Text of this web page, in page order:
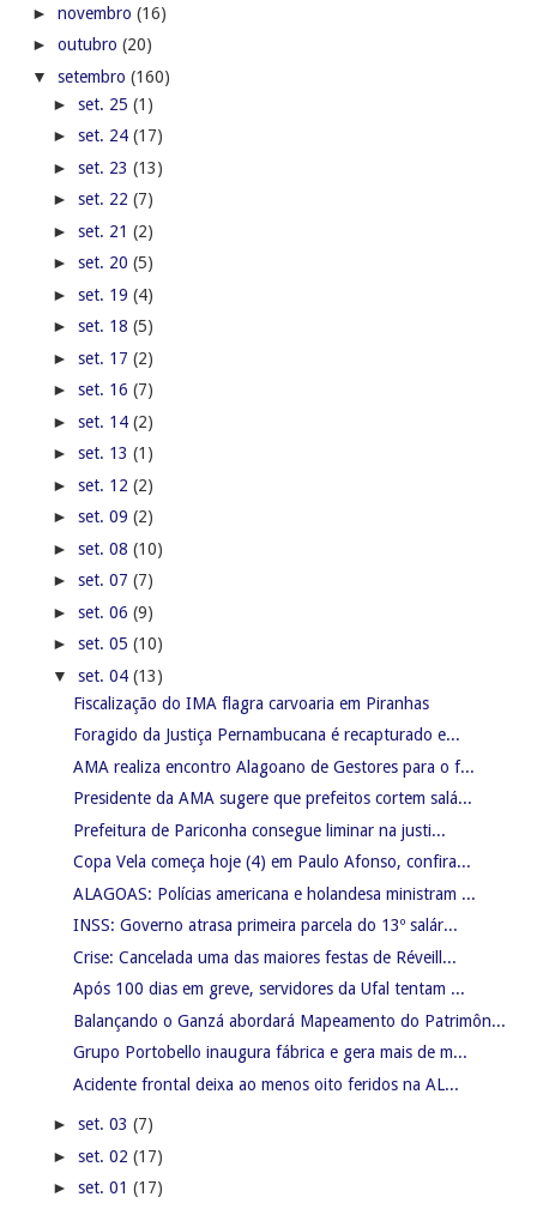
► novembro (16)
► outubro (20)
▼ setembro (160)
► set. 25 (1)
► set. 24 (17)
► set. 23 (13)
► set. 22 (7)
► set. 21 (2)
► set. 20 (5)
► set. 19 (4)
► set. 18 (5)
► set. 17 (2)
► set. 16 (7)
► set. 14 (2)
► set. 13 (1)
► set. 12 (2)
► set. 09 (2)
► set. 08 (10)
► set. 07 (7)
► set. 06 (9)
► set. 05 (10)
▼ set. 04 (13)
Fiscalização do IMA flagra carvoaria em Piranhas
Foragido da Justiça Pernambucana é recapturado e...
AMA realiza encontro Alagoano de Gestores para o f...
Presidente da AMA sugere que prefeitos cortem salá...
Prefeitura de Pariconha consegue liminar na justi...
Copa Vela começa hoje (4) em Paulo Afonso, confira...
ALAGOAS: Polícias americana e holandesa ministram ...
INSS: Governo atrasa primeira parcela do 13º salár...
Crise: Cancelada uma das maiores festas de Réveill...
Após 100 dias em greve, servidores da Ufal tentam ...
Balançando o Ganzá abordará Mapeamento do Patrimôn...
Grupo Portobello inaugura fábrica e gera mais de m...
Acidente frontal deixa ao menos oito feridos na AL...
► set. 03 (7)
► set. 02 (17)
► set. 01 (17)